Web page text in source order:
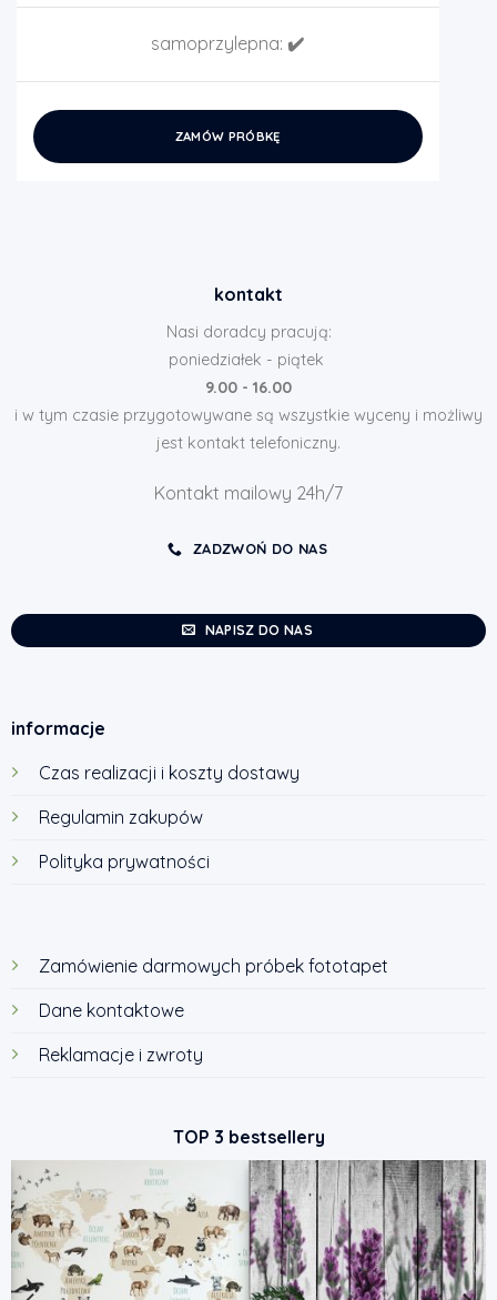
samoprzylepna: ✔️
ZAMÓW PRÓBKĘ
kontakt
Nasi doradcy pracują:
poniedziałek - piątek
9.00 - 16.00
i w tym czasie przygotowywane są wszystkie wyceny i możliwy
jest kontakt telefoniczny.
Kontakt mailowy 24h/7
ZADZWOŃ DO NAS
NAPISZ DO NAS
informacje
Czas realizacji i koszty dostawy
Regulamin zakupów
Polityka prywatności
Zamówienie darmowych próbek fototapet
Dane kontaktowe
Reklamacje i zwroty
TOP 3 bestsellery